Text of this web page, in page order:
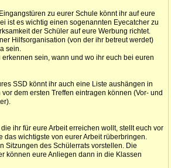
zu eurer Schule könnt ihr auf eure
ist es wichtig einen sogenannten Eyecatcher zu
der Schüler auf eure Werbung richtet.
Hilfsorganisation (von der ihr betreut werdet)
sein.
erkennen sein, wann und wo ihr euch bei euren
SSD könnt ihr auch eine Liste aushängen in
dem ersten Treffen eintragen können (Vor- und
ihr für eure Arbeit erreichen wollt, stellt euch vor
das wichtigste von eurer Arbeit rüberbringen.
Sitzungen des Schülerrats vorstellen. Die
können eure Anliegen dann in die Klassen